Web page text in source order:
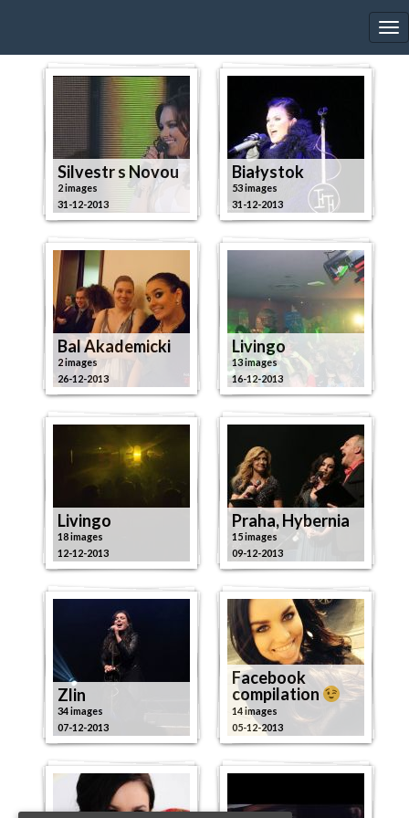
Silvestr s Novou
2 images
31-12-2013
Białystok
53 images
31-12-2013
Bal Akademicki
2 images
26-12-2013
Livingo
13 images
16-12-2013
Livingo
18 images
12-12-2013
Praha, Hybernia
15 images
09-12-2013
Zlin
34 images
07-12-2013
Facebook
compilation
14 images
05-12-2013